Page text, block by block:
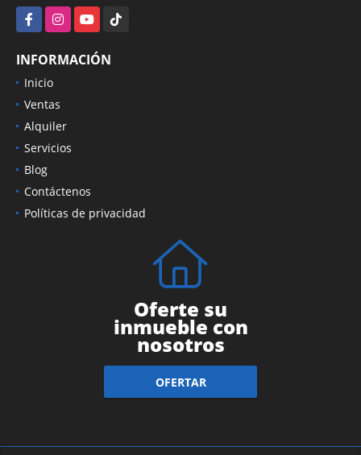
FacebookInstagramYouTubeTikTok
INFORMACIÓN
Inicio
Ventas
Alquiler
Servicios
Blog
Contáctenos
Políticas de privacidad
Oferte su
inmueble con
nosotros
OFERTAR